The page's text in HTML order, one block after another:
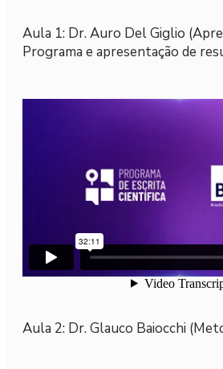
Aula 1: Dr. Auro Del Giglio
Programa e apresentação de
Aula 2: Dr. Glauco Baiocchi